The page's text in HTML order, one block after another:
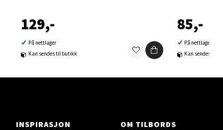
129,-
På nettlager
Kan sendes til butikk
85,-
På nettlager
Kan sendes til
INSPIRASJON
OM TILBORDS
Ski - Thon Senter Ski
Ski Storsenter, Jernbanesvingen 6, 1400 Ski
Åpent i dag 10-19